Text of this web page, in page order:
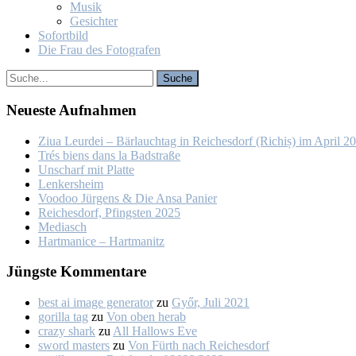
Mu­sik
Ge­sich­ter
So­fort­bild
Die Frau des Fo­to­gra­fen
Neu­es­te Auf­nah­men
Ziua Leur­dei – Bär­lauch­tag in Rei­ches­dorf (Ri­chiș) im April
Trés biens dans la Bad­stra­ße
Un­scharf mit Plat­te
Len­kers­heim
Voo­doo Jür­gens & Die An­sa Pa­nier
Rei­ches­dorf, Pfings­ten 2025
Me­dia­sch
Hart­ma­nice – Hart­ma­nitz
Jüngs­te Kom­men­ta­re
best ai image generator zu Győr, Ju­li 2021
gorilla tag zu Von oben her­ab
crazy shark zu All Hal­lows Eve
sword masters zu Von Fürth nach Rei­ches­dorf